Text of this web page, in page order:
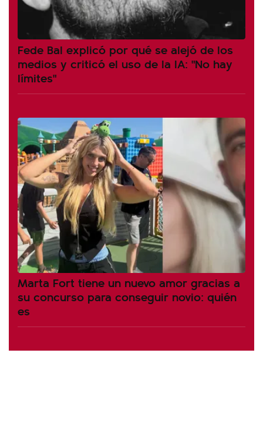
Fede Bal explicó por qué se alejó de los
medios y criticó el uso de la IA: "No hay
límites"
Marta Fort tiene un nuevo amor gracias a
su concurso para conseguir novio: quién
es